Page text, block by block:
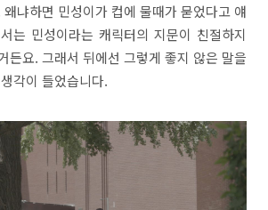
왜냐하면 민성이가 컵에 물때가묻었다고 얘
는 민성이라는 캐릭터의 지문이 친절하지
든요. 그래서 뒤에선 그렇게 좋지 않은 말을
생각이 들었습니다.